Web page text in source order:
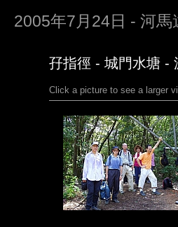
2005年7月24日 - 河馬
孖指徑 - 城門水塘 -
Click a picture to see a larger